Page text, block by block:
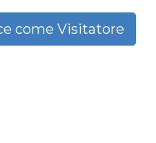
come Visitatore